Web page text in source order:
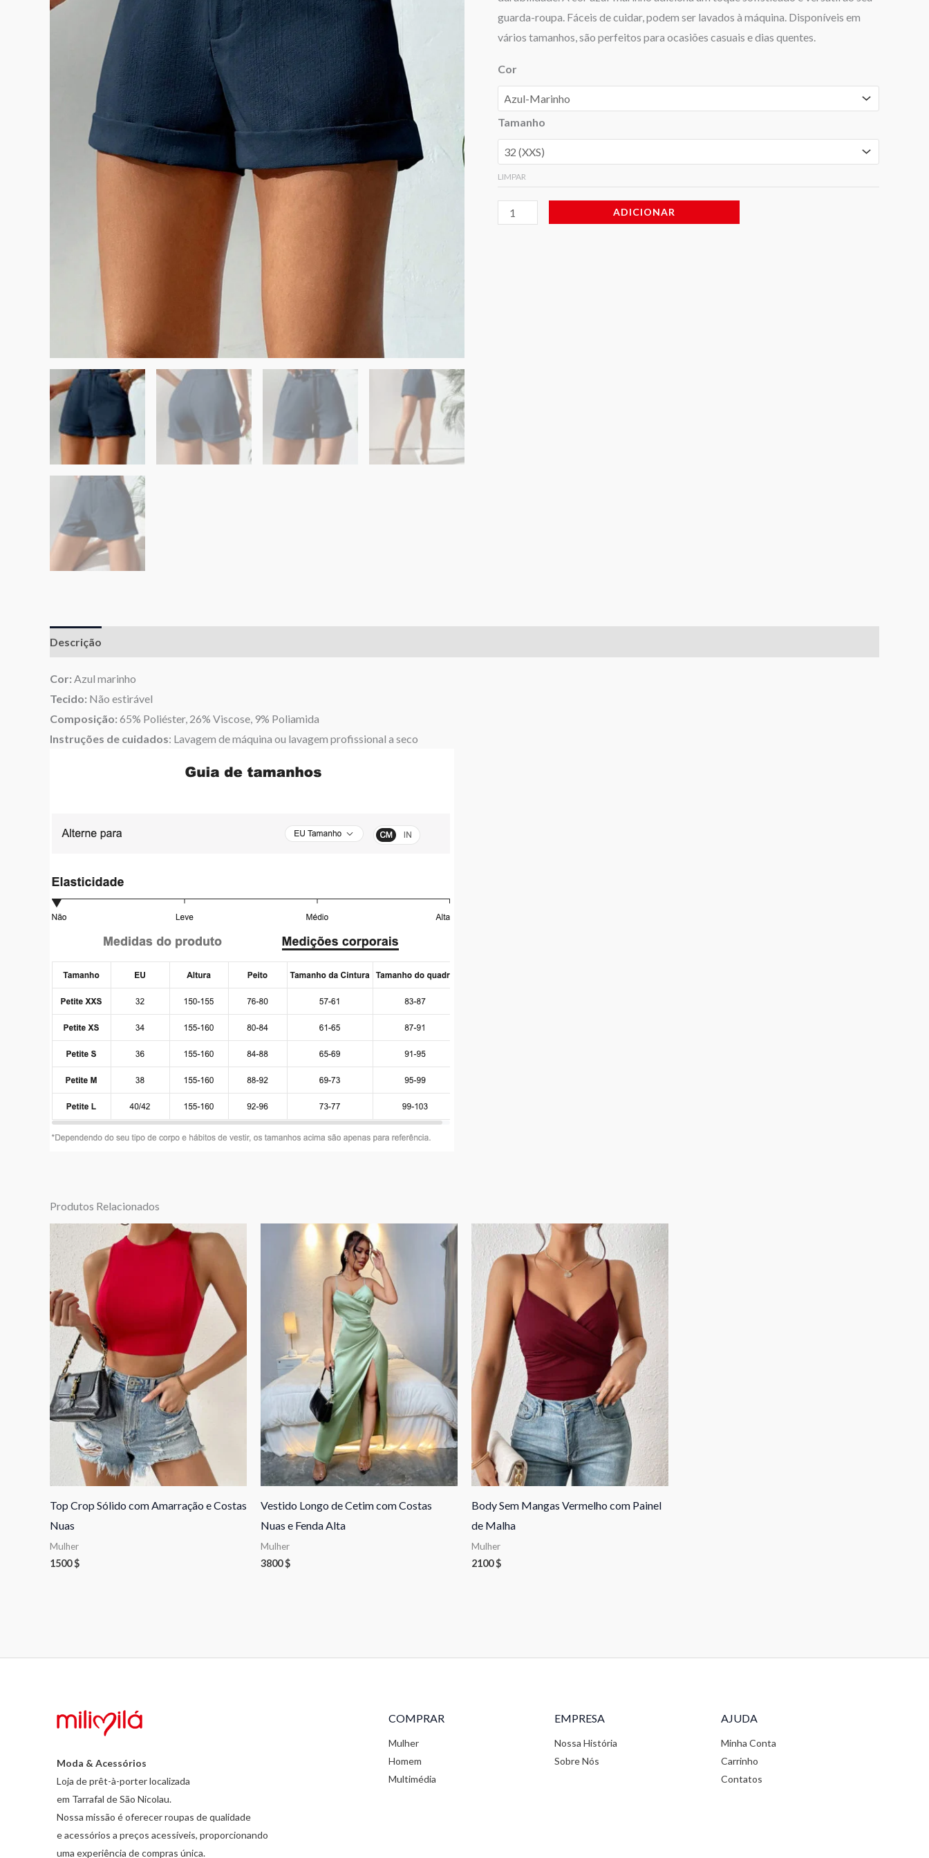
guarda-roupa. Fáceis de cuidar, podem ser lavados à máquina. Disponíveis em
vários tamanhos, são perfeitos para ocasiões casuais e dias quentes.
Cor
Tamanho
LIMPAR
para
Verão
ADICIONAR
Descrição
Cor: Azul marinho
Tecido: Não estirável
Composição: 65% Poliéster, 26% Viscose, 9% Poliamida
Instruções de cuidados: Lavagem de máquina ou lavagem profissional a seco
Produtos Relacionados
Top Crop Sólido com Amarração e Costas
Nuas
Mulher
1500$
Vestido Longo de Cetim com Costas
Nuas e Fenda Alta
Mulher
3800$
Body Sem Mangas Vermelho com Painel
de Malha
Mulher
2100$
Moda & Acessórios
Loja de prêt-à-porter localizada
em Tarrafal de São Nicolau.
Nossa missão é oferecer roupas de qualidade
e acessórios a preços acessíveis, proporcionando
uma experiência de compras única.
COMPRAR
Mulher
Homem
Multimédia
EMPRESA
Nossa História
Sobre Nós
AJUDA
Minha Conta
Carrinho
Contatos